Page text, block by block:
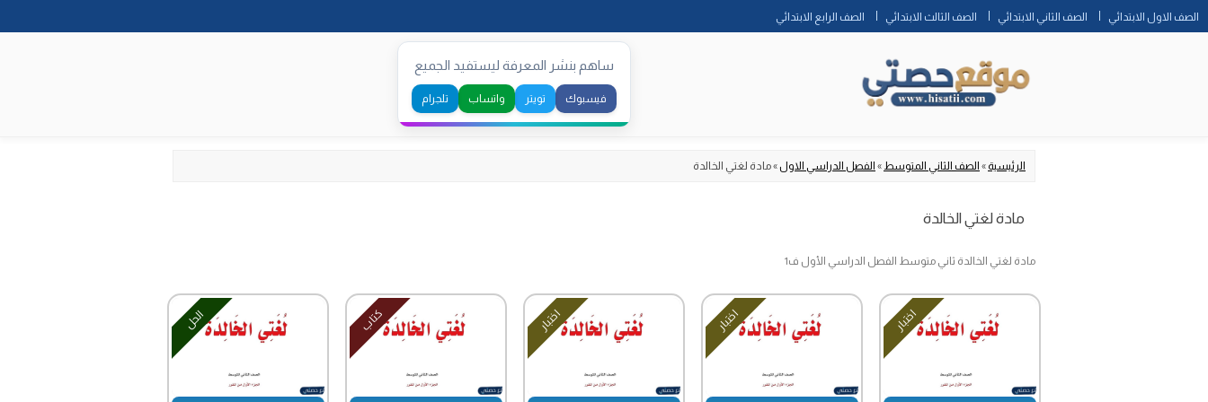
to
content
الصف الاول الابتدائي الصف الثاني الابتدائي الصف الثالث الابتدائي الصف الرابع الابتدائي
ساهم بنشر المعرفة ليستفيد الجميع
فيسبوك تويتر واتساب تلجرام
الرئيسية » الصف الثاني المتوسط » الفصل الدراسي الاول»مادة لغتي الخالدة
مادة لغتي الخالدة
مادة لغتي الخالدة ثاني متوسط الفصل الدراسي الأول ف1
اختبار اختبار اختبار كتاب الحل